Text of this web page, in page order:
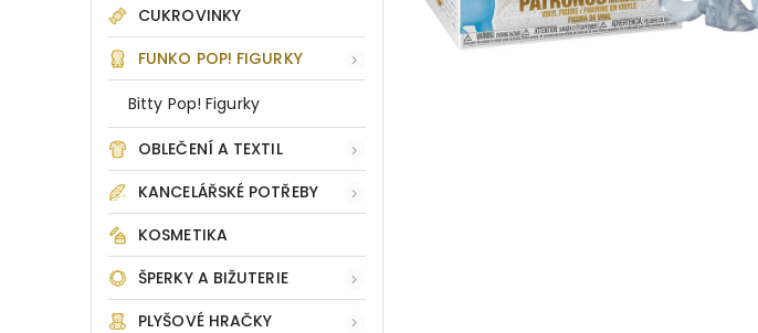
CUKROVINKY
FUNKO POP! FIGURKY
Bitty Pop! Figurky
OBLEČENÍ A TEXTIL
KANCELÁŘSKÉ POTŘEBY
KOSMETIKA
ŠPERKY A BIŽUTERIE
PLYŠOVÉ HRAČKY